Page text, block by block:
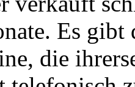
Es gibt
die